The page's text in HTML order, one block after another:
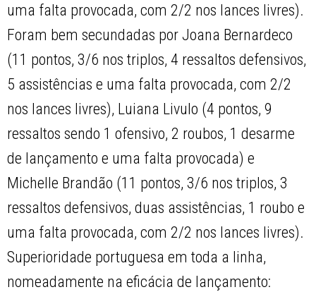
uma falta provocada, com 2/2 nos lances livres).
Foram bem secundadas por Joana Bernardeco
(11 pontos, 3/6 nos triplos, 4 ressaltos defensivos,
5 assistências e uma falta provocada, com 2/2
nos lances livres), Luiana Livulo (4 pontos, 9
ressaltos sendo 1 ofensivo, 2 roubos, 1 desarme
de lançamento e uma falta provocada) e
Michelle Brandão (11 pontos, 3/6 nos triplos, 3
ressaltos defensivos, duas assistências, 1 roubo e
uma falta provocada, com 2/2 nos lances livres).
Superioridade portuguesa em toda a linha,
nomeadamente na eficácia de lançamento: